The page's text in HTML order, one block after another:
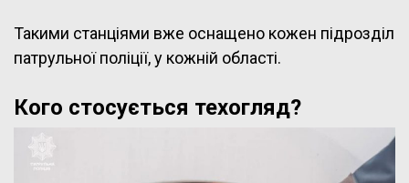
Такими станціями вже оснащено кожен підрозділ
патрульної поліції, у кожній області.
Кого стосується техогляд?